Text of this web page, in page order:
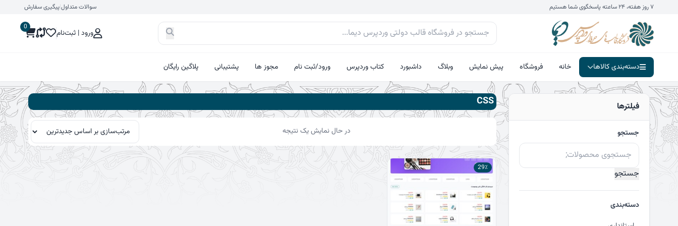
۷ روز هفته، ۲۴ ساعته پاسخگوی شما هستیم سوالات متداول|پیگیری سفارش
ورود | ثبت‌نام
0
دسته‌بندی کالاها خانه فروشگاه پیش نمایش وبلاگ داشبورد کتاب وردپرس ورود/ثبت نام مجوز ها پشتیبانی پلاگین رایگان
فیلترها
جستجو
جستجو
برای:
جستجو
دسته‌بندی
CSS
در حال نمایش یک نتیجه
29٪